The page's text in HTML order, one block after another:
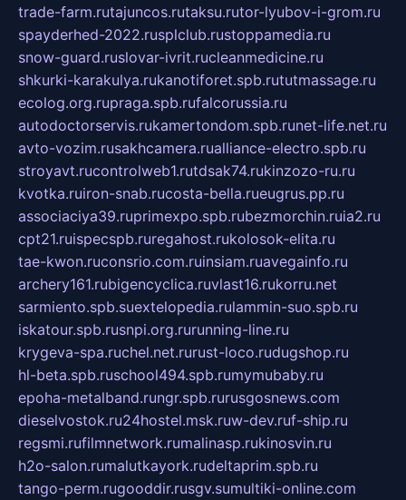
trade-farm.rutajuncos.rutaksu.rutor-lyubov-i-grom.ru
spayderhed-2022.rusplclub.rustoppamedia.ru
snow-guard.ruslovar-ivrit.rucleanmedicine.ru
shkurki-karakulya.rukanotiforet.spb.rututmassage.ru
ecolog.org.rupraga.spb.rufalcorussia.ru
autodoctorservis.rukamertondom.spb.runet-life.net.ru
avto-vozim.rusakhcamera.rualliance-electro.spb.ru
stroyavt.rucontrolweb1.rutdsak74.rukinzozo-ru.ru
kvotka.ruiron-snab.rucosta-bella.rueugrus.pp.ru
associaciya39.ruprimexpo.spb.rubezmorchin.ruia2.ru
cpt21.ruispecspb.ruregahost.rukolosok-elita.ru
tae-kwon.ruconsrio.com.ruinsiam.ruavegainfo.ru
archery161.rubigencyclica.ruvlast16.rukorru.net
sarmiento.spb.suextelopedia.rulammin-suo.spb.ru
iskatour.spb.rusnpi.org.rurunning-line.ru
krygeva-spa.ruchel.net.rurust-loco.rudugshop.ru
hl-beta.spb.ruschool494.spb.rumymubaby.ru
epoha-metalband.rungr.spb.rurusgosnews.com
dieselvostok.ru24hostel.msk.ruw-dev.ruf-ship.ru
regsmi.rufilmnetwork.rumalinasp.rukinosvin.ru
h2o-salon.rumalutkayork.rudeltaprim.spb.ru
tango-perm.rugooddir.rusgv.sumultiki-online.com